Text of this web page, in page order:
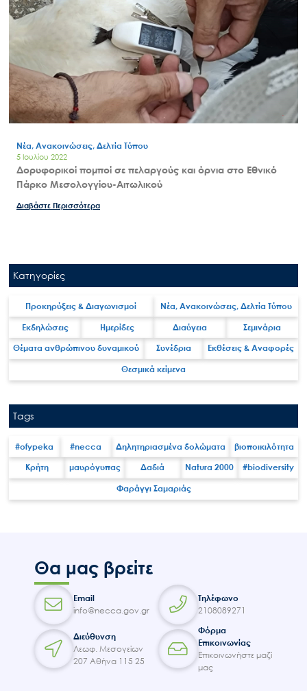
Search
for:
Ο.ΦΥ.ΠΕ.Κ.Α.
Νέα – Δημοσιότητα
Μ.Δ.Π.Π.
Έργα
Νέα, Ανακοινώσεις, Δελτία Τύπου
5 Ιουλίου 2022
Δορυφορικοί πομποί σε πελαργούς και όρνια στο Εθνικό
Πάρκο Μεσολογγίου-Αιτωλικού
Διαβάστε Περισσότερα
Κατηγορίες
Προκηρύξεις & Διαγωνισμοί Νέα, Ανακοινώσεις, Δελτία Τύπου
Εκδηλώσεις Ημερίδες Διαύγεια Σεμινάρια
Θέματα ανθρώπινου δυναμικού Συνέδρια Εκθέσεις & Αναφορές
Θεσμικά κείμενα
Tags
#ofypeka #necca Δηλητηριασμένα δολώματα βιοποικιλότητα
Κρήτη μαυρόγυπας Δαδιά Natura 2000 #biodiversity
Φαράγγι Σαμαριάς
Θα μας βρείτε
Email
info@necca.gov.gr
Τηλέφωνο
2108089271
Διεύθυνση
Λεωφ. Μεσογείων
207 Αθήνα 115 25
Φόρμα
Επικοινωνίας
Επικοινωνήστε μαζί
μας